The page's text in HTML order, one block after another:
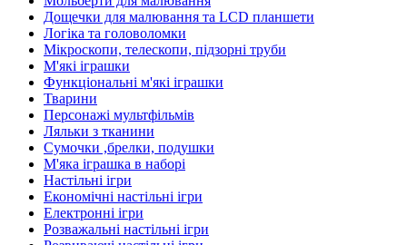
Дощечки для малювання та LCD планшети
Логіка та головоломки
Мікроскопи, телескопи, підзорні труби
М'які іграшки
Функціональні м'які іграшки
Тварини
Персонажі мультфільмів
Ляльки з тканини
Сумочки ,брелки, подушки
М'яка іграшка в наборі
Настільні ігри
Економічні настільні ігри
Електронні ігри
Розважальні настільні ігри